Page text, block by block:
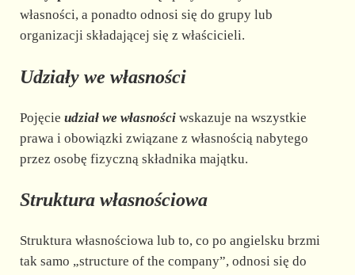
własności, a ponadto odnosi się do grupy lub
organizacji składającej się z właścicieli.
Udziały we własności
Pojęcie udział we własnościwskazuje na wszystkie
prawa i obowiązki związane z własnością nabytego
przez osobę fizyczną składnika majątku.
Struktura własnościowa
Struktura własnościowa lub to, co po angielsku brzmi
tak samo „structure of the company”, odnosi się do